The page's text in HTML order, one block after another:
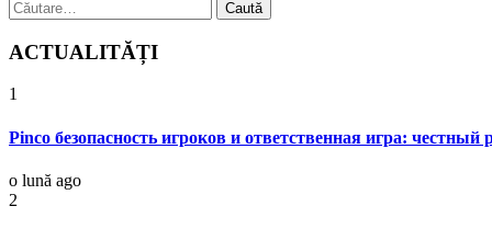
Caută
după:
ACTUALITĂȚI
1
Pinco безопасность игроков и ответственная игра:
o lună ago
2